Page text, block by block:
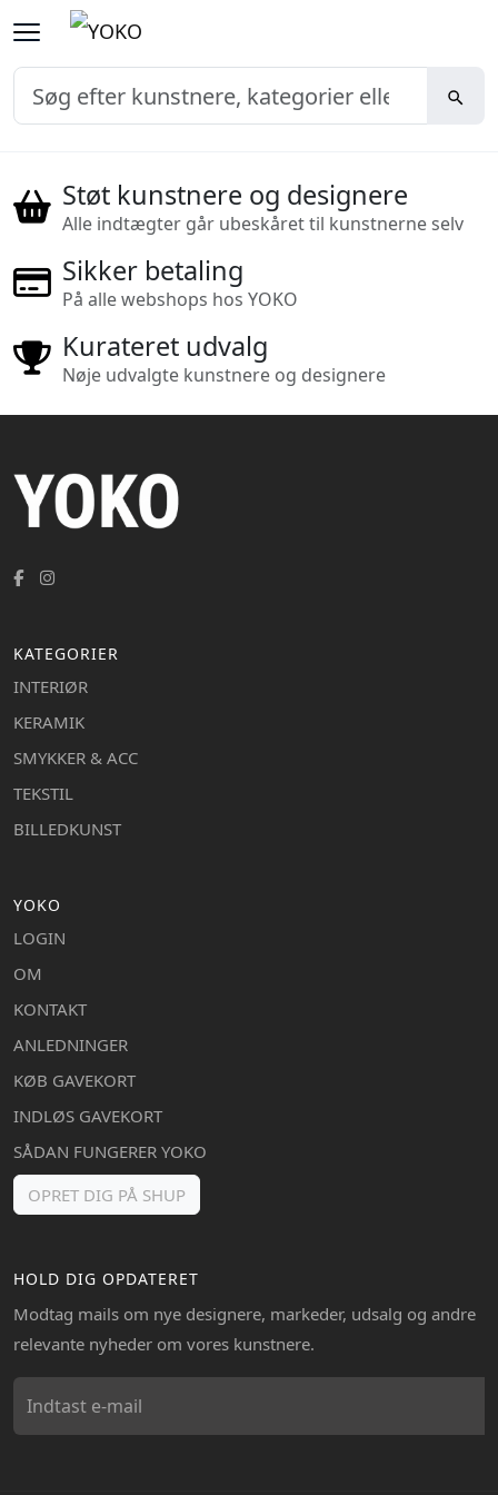
Støt kunstnere og designere
Alle indtægter går ubeskåret til kunstnerne selv
Sikker betaling
På alle webshops hos YOKO
Kurateret udvalg
Nøje udvalgte kunstnere og designere
KATEGORIER
INTERIØR
KERAMIK
SMYKKER & ACC
TEKSTIL
BILLEDKUNST
YOKO
LOGIN
OM
KONTAKT
ANLEDNINGER
KØB GAVEKORT
INDLØS GAVEKORT
SÅDAN FUNGERER YOKO
OPRET DIG PÅ SHUP
HOLD DIG OPDATERET
Modtag mails om nye designere, markeder, udsalg og andre
relevante nyheder om vores kunstnere.